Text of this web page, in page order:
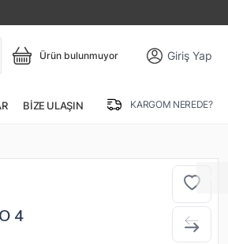
Ürün bulunmuyor Giriş Yap
BIZE ULAŞIN KARGOM NEREDE?
4